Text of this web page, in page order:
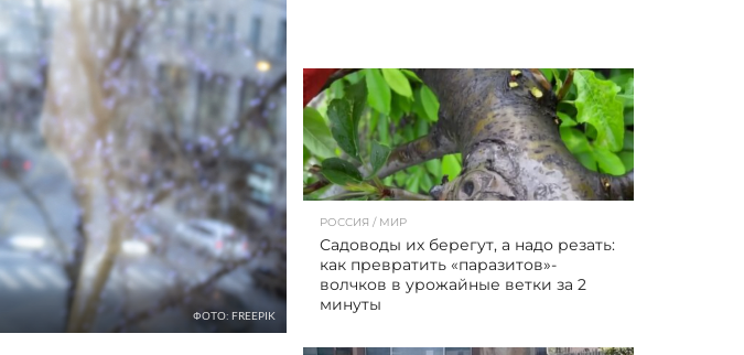
ФОТО: FREEPIK
РОССИЯ / МИР
Садоводы их берегут, а надо резать:
как превратить «паразитов»-
волчков в урожайные ветки за 2
минуты